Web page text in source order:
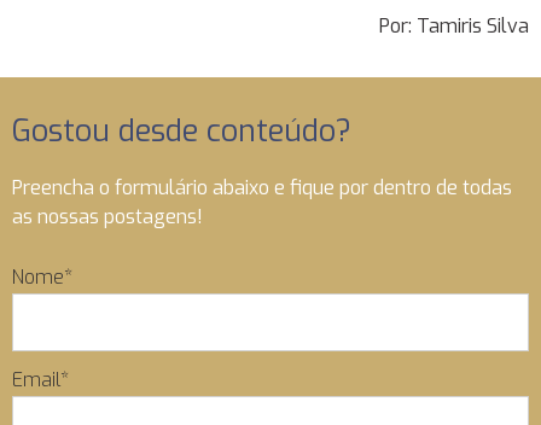
Por: Tamiris Silva
Gostou desde conteúdo?
Preencha o formulário abaixo e fique por dentro de todas
as nossas postagens!
Nome*
Email*